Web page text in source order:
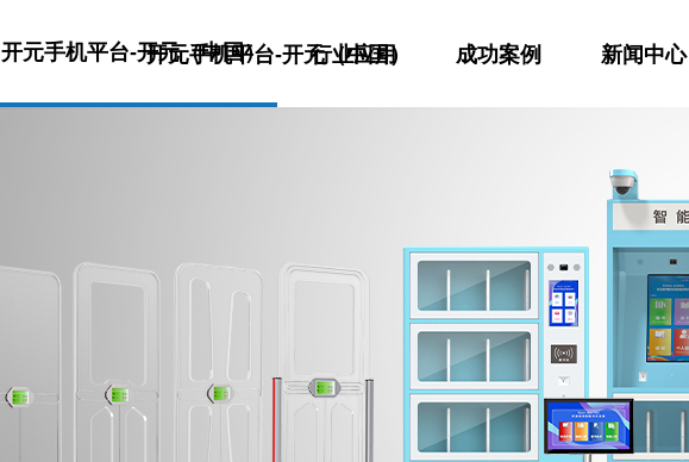
开元手机平台-开元（中国）开元手机平台-开元（中国）
行业应用 成功案例 新闻中心